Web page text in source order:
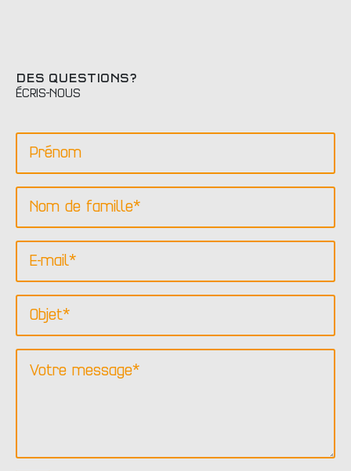
DES QUESTIONS?
ÉCRIS-NOUS
Vorname
Nachname
Email
Subject
Message